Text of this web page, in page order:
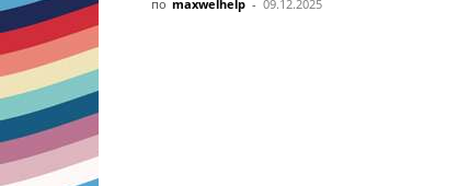
по maxwelhelp - 09.12.2025